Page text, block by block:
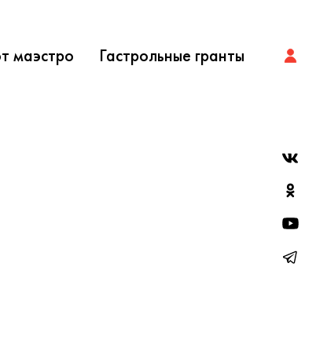
маэстро Гастрольные гранты